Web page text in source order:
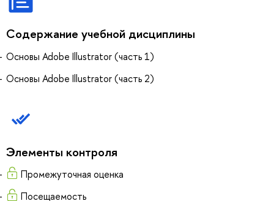
Содержание учебной дисциплины
Основы Adobe Illustrator (часть 1)
Основы Adobe Illustrator (часть 2)
Элементы контроля
Промежуточная оценка
Посещаемость